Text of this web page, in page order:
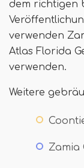
dem richtigen
verwenden
Atlas Florida
verwenden.
Weitere
Zamia